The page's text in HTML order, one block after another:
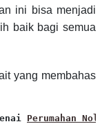
ini bisa menjadi
baik bagi semua
yang membahas
Perumahan Nol